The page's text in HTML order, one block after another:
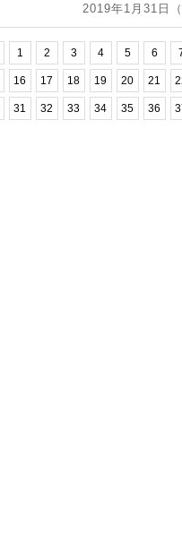
2019年1月31日
1 2 3 4 5 6
16 17 18 19 20 21
31 32 33 34 35 36